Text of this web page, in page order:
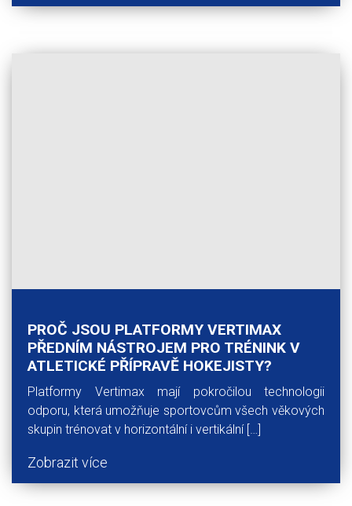
PROČ JSOU PLATFORMY VERTIMAX
PŘEDNÍM NÁSTROJEM PRO TRÉNINK V
ATLETICKÉ PŘÍPRAVĚ HOKEJISTY?
Platformy Vertimax mají pokročilou technologii
odporu, která umožňuje sportovcům všech věkových
skupin trénovat v horizontální i vertikální […]
Zobrazit více